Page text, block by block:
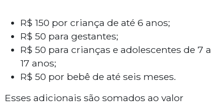
R$ 150 por criança de até 6 anos;
R$ 50 para gestantes;
R$ 50 para crianças e adolescentes de 7 a
17 anos;
R$ 50 por bebê de até seis meses.
Esses adicionais são somados ao valor